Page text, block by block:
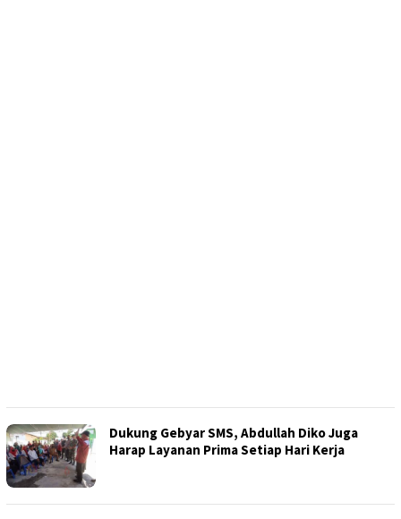
Dukung Gebyar SMS, Abdullah Diko Juga
Harap Layanan Prima Setiap Hari Kerja